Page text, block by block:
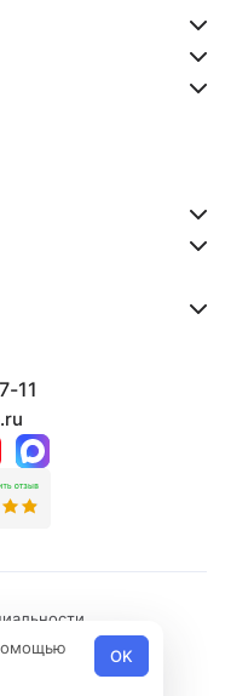
11
cookiesOK